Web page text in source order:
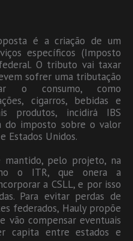
é a criação de um
específicos (Imposto
O tributo vai taxar
sofrer uma tributação
o consumo, como
cigarros, bebidas e
produtos, incidirá IBS
do imposto sobre o valor
Estados Unidos.
mantido, pelo projeto, na
o ITR, que onera a
a CSLL, e por isso
Para evitar perdas de
federados, Hauly propõe
vão compensar eventuais
capita entre estados e